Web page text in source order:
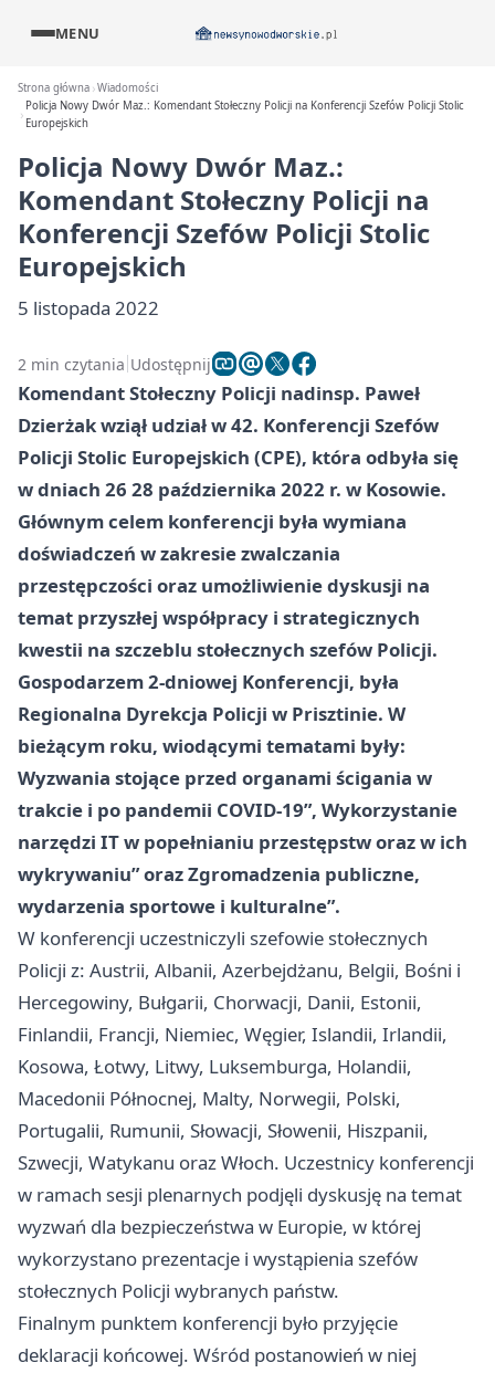
MENU
Strona główna Wiadomości
Policja Nowy Dwór Maz.: Komendant Stołeczny Policji na Konferencji Szefów Policji Stolic
Europejskich
Policja Nowy Dwór Maz.:
Komendant Stołeczny Policji na
Konferencji Szefów Policji Stolic
Europejskich
5 listopada 2022
2 min czytania Udostępnij
Komendant Stołeczny Policji nadinsp. Paweł
Dzierżak wziął udział w 42. Konferencji Szefów
Policji Stolic Europejskich (CPE), która odbyła się
w dniach 26 28 października 2022 r. w Kosowie.
Głównym celem konferencji była wymiana
doświadczeń w zakresie zwalczania
przestępczości oraz umożliwienie dyskusji na
temat przyszłej współpracy i strategicznych
kwestii na szczeblu stołecznych szefów Policji.
Gospodarzem 2-dniowej Konferencji, była
Regionalna Dyrekcja Policji w Prisztinie. W
bieżącym roku, wiodącymi tematami były:
Wyzwania stojące przed organami ścigania w
trakcie i po pandemii COVID-19”, Wykorzystanie
narzędzi IT w popełnianiu przestępstw oraz w ich
wykrywaniu” oraz Zgromadzenia publiczne,
wydarzenia sportowe i kulturalne”.
W konferencji uczestniczyli szefowie stołecznych
Policji z: Austrii, Albanii, Azerbejdżanu, Belgii, Bośni i
Hercegowiny, Bułgarii, Chorwacji, Danii, Estonii,
Finlandii, Francji, Niemiec, Węgier, Islandii, Irlandii,
Kosowa, Łotwy, Litwy, Luksemburga, Holandii,
Macedonii Północnej, Malty, Norwegii, Polski,
Portugalii, Rumunii, Słowacji, Słowenii, Hiszpanii,
Szwecji, Watykanu oraz Włoch. Uczestnicy konferencji
w ramach sesji plenarnych podjęli dyskusję na temat
wyzwań dla bezpieczeństwa w Europie, w której
wykorzystano prezentacje i wystąpienia szefów
stołecznych Policji wybranych państw.
Finalnym punktem konferencji było przyjęcie
deklaracji końcowej. Wśród postanowień w niej